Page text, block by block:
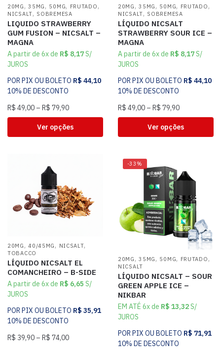
20MG ,35MG , 50MG, FRUTADO ,
NICSALT, SOBREMESA
LIQUIDO STRAWBERRY
GUM FUSION – NICSALT –
MAGNA
A partir de 6x de R$ 8,17S/
JUROS
POR PIX OU BOLETO R$ 44,10
10% DE DESCONTO
R$ 49,00 – R$ 79,90
Ver opções
20MG ,35MG , 50MG, FRUTADO ,
NICSALT, SOBREMESA
LÍQUIDO NICSALT
STRAWBERRY SOUR ICE –
MAGNA
A partir de 6x de R$ 8,17S/
JUROS
POR PIX OU BOLETO R$ 44,10
10% DE DESCONTO
R$ 49,00 – R$ 79,90
Ver opções
20MG ,40/45MG , NICSALT,
TOBACCO
LÍQUIDO NICSALT EL
COMANCHEIRO – B-SIDE
A partir de 6x de R$ 6,65 S/
JUROS
POR PIX OU BOLETO R$ 35,91
10% DE DESCONTO
R$ 39,90 – R$ 74,00
-33%
20MG ,35MG , 50MG, FRUTADO ,
NICSALT
LÍQUIDO NICSALT – SOUR
GREEN APPLE ICE –
NIKBAR
EM ATÉ 6x de R$ 13,32S/
JUROS
POR PIX OU BOLETO R$ 71,91
10% DE DESCONTO